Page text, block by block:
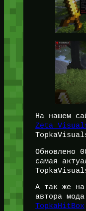
На нашем
Zeta
Обновлено
самая
А так же на
автора
TopkaHitBox